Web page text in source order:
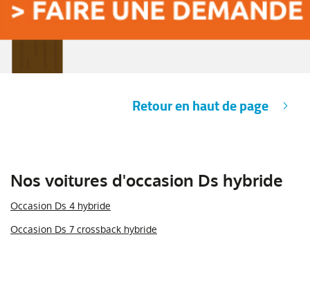
Retour en haut de page
Nos voitures d'occasion Ds hybride
Occasion Ds 4 hybride
Occasion Ds 7 crossback hybride